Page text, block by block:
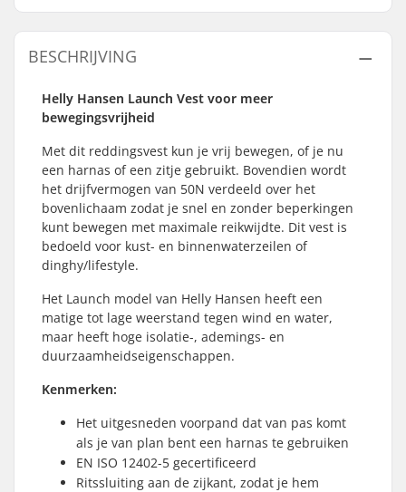
BESCHRIJVING
Helly Hansen Launch Vest voor meer
bewegingsvrijheid
Met dit reddingsvest kun je vrij bewegen, of je nu
een harnas of een zitje gebruikt. Bovendien wordt
het drijfvermogen van 50N verdeeld over het
bovenlichaam zodat je snel en zonder beperkingen
kunt bewegen met maximale reikwijdte. Dit vest is
bedoeld voor kust- en binnenwaterzeilen of
dinghy/lifestyle.
Het Launch model van Helly Hansen heeft een
matige tot lage weerstand tegen wind en water,
maar heeft hoge isolatie-, ademings- en
duurzaamheidseigenschappen.
Kenmerken:
Het uitgesneden voorpand dat van pas komt
als je van plan bent een harnas te gebruiken
EN ISO 12402-5 gecertificeerd
Ritssluiting aan de zijkant, zodat je hem